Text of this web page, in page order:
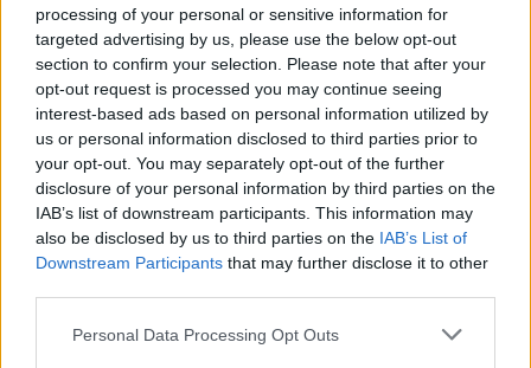
processing of your personal or sensitive information for
targeted advertising by us, please use the below opt-out
section to confirm your selection. Please note that after your
opt-out request is processed you may continue seeing
interest-based ads based on personal information utilized by
us or personal information disclosed to third parties prior to
your opt-out. You may separately opt-out of the further
disclosure of your personal information by third parties on the
IAB’s list of downstream participants. This information may
also be disclosed by us to third parties on the IAB’s List of
Downstream Participants that may further disclose it to other
Please note that this website/app uses one or more Google
Personal Data Processing Opt Outs
Governo italiano insiste su neutralità tecnologica per
auto elettriche e ibride
Francesca Lombardi · 7 Ago 2026
NOTIZIE